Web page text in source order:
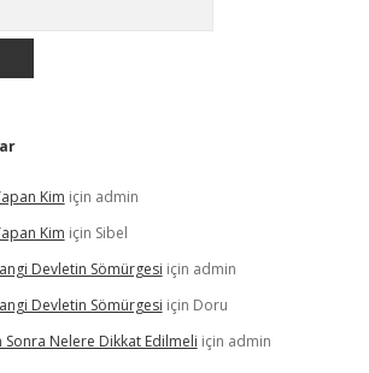
Kim için admin
Kim için Sibel
Devletin Sömürgesi için admin
Devletin Sömürgesi için Doru
Sonra Nelere Dikkat Edilmeli için admin